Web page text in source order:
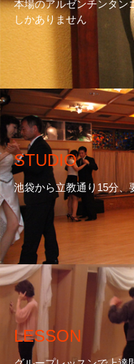
本場のアルゼンチンタン
しかありません
STUDIO
池袋から立教通り15分、
LESSON